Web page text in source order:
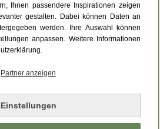
Ihnen passendere Inspirationen zeigen
gestalten. Dabei können Daten an
werden. Ihre Auswahl können
anpassen. Weitere Informationen
Partner anzeigen
Einstellungen